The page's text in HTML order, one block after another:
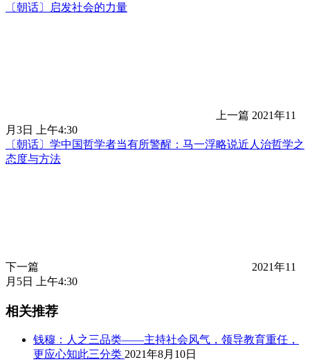
〔朝话〕启发社会的力量
上一篇 2021年11
月3日 上午4:30
〔朝话〕学中国哲学者当有所警醒：马一浮略说近人治哲学之
态度与方法
下一篇
2021年11
月5日 上午4:30
相关推荐
钱穆：人之三品类——主持社会风气，领导教育重任，
更应心知此三分类 2021年8月10日